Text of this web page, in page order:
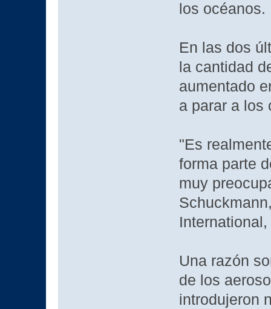
los océanos.
En las dos
la cantidad
aumentado
a parar a los
"Es
forma parte
muy
Una razón
de los
introdujeron